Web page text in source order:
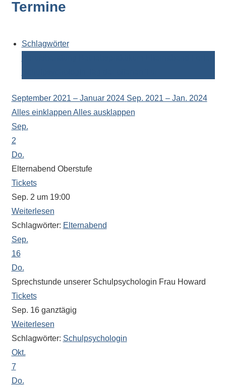
Kontaktdaten,
Zusammensetzung
oder
zur
Ausstattung
der
wir
versuchen
auf
alle
Fragen
Antworten
zu
bieten.
Daneben
gibt
es
viele
Aktivitäten
an
unserer
Termine
Schlagwörter
September 2021 – Januar 2024 Sep. 2021 – Jan. 2024
Alles einklappen Alles ausklappen
Sep.
2
Do.
Elternabend Oberstufe
Tickets
Sep. 2 um 19:00
Weiterlesen
Schlagwörter: Elternabend
Sep.
16
Do.
Sprechstunde unserer Schulpsychologin Frau Howard
Tickets
Sep. 16 ganztägig
Weiterlesen
Schlagwörter: Schulpsychologin
Okt.
7
Do.